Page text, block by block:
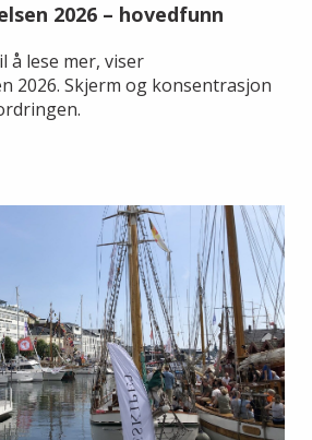
2026 – hovedfunn
å lese mer, viser
2026. Skjerm og konsentrasjon